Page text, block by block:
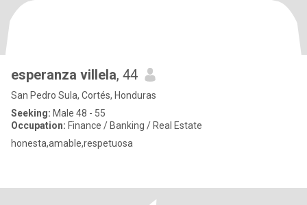
esperanza villela, 44
San Pedro Sula, Cortés, Honduras
Seeking: Male 48 - 55
Occupation: Finance / Banking / Real Estate
honesta,amable,respetuosa